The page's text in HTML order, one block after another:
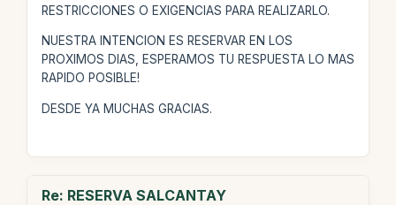
RESTRICCIONES O EXIGENCIAS PARA REALIZARLO.
NUESTRA INTENCION ES RESERVAR EN LOS
PROXIMOS DIAS, ESPERAMOS TU RESPUESTA LO MAS
RAPIDO POSIBLE!
DESDE YA MUCHAS GRACIAS.
Re: RESERVA SALCANTAY